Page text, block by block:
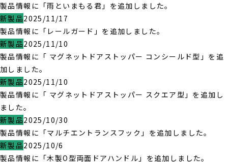
製品情報に「雨といまもる君」を追加しました。
新製品2025/11/17
製品情報に「レールガード」を追加しました。
新製品2025/11/10
製品情報に「 マグネットドアストッパー コンシールド型」を追
加しました。
新製品2025/11/10
製品情報に「 マグネットドアストッパー スクエア型」を追加し
ました。
新製品2025/10/30
製品情報に「マルチエントランスフック」を追加しました。
新製品2025/10/6
製品情報に「木製O型両面ドアハンドル」を追加しました。